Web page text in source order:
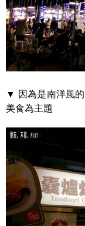
▼ 因為是南洋風
美食為主題